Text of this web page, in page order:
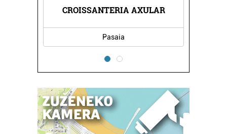
CROISSANTERIA AXULAR
Pasaia